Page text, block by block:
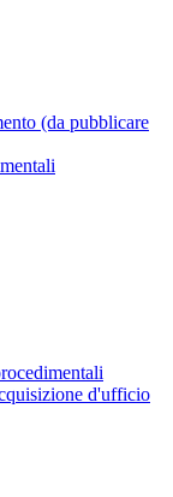
(da pubblicare
d'ufficio